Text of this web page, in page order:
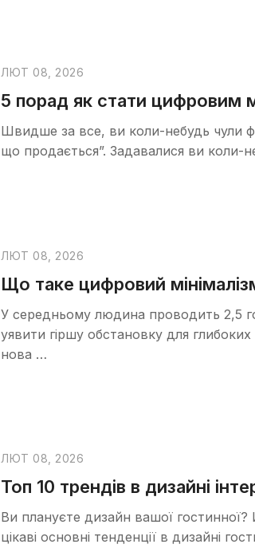
ЛЮТ 08, 2026
5 порад як стати цифровим
Швидше за все, ви коли-небудь чули
що продається”. Задавалися ви коли-
ЛЮТ 08, 2026
Що таке цифровий
У середньому людина проводить 2,5
уявити гіршу обстановку для глибоких
нова …
ЛЮТ 08, 2026
Топ 10 трендів в дизайні
Ви плануєте дизайн вашої
цікаві основні тенденції в дизайні